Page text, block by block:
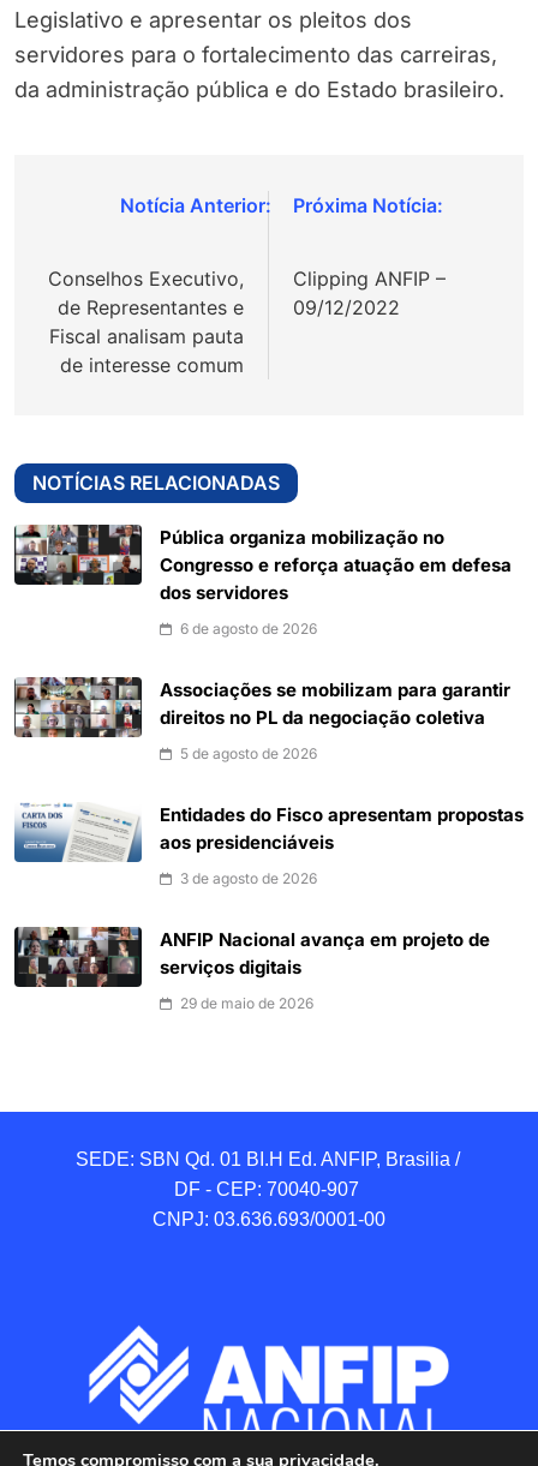
Legislativo e apresentar os pleitos dos
servidores para o fortalecimento das carreiras,
da administração pública e do Estado brasileiro.
Navegação
Post
Conselhos Executivo,
de Representantes e
Fiscal analisam pauta
de interesse comum
Clipping ANFIP –
09/12/2022
NOTÍCIAS RELACIONADAS
Pública organiza mobilização no
Congresso e reforça atuação em defesa
dos servidores
6 de agosto de 2026
Associações se mobilizam para garantir
direitos no PL da negociação coletiva
5 de agosto de 2026
Entidades do Fisco apresentam propostas
aos presidenciáveis
3 de agosto de 2026
ANFIP Nacional avança em projeto de
serviços digitais
29 de maio de 2026
SEDE: SBN Qd. 01 BI.H Ed. ANFIP, Brasilia /
DF - CEP: 70040-907
CNPJ: 03.636.693/0001-00
Temos compromisso com a sua privacidade.